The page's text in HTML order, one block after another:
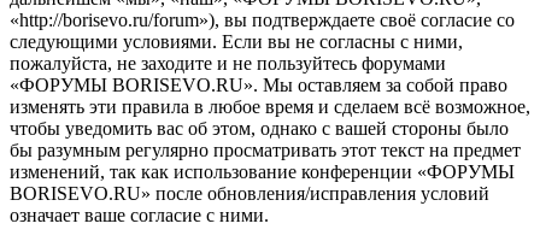
«http://borisevo.ru/forum»), вы подтверждаете своё согласие со
следующими условиями. Если вы не согласны с ними,
пожалуйста, не заходите и не пользуйтесь форумами
«ФОРУМЫ BORISEVO.RU». Мы оставляем за собой право
изменять эти правила в любое время и сделаем всё возможное,
чтобы уведомить вас об этом, однако с вашей стороны было
бы разумным регулярно просматривать этот текст на предмет
изменений, так как использование конференции «ФОРУМЫ
BORISEVO.RU» после обновления/исправления условий
означает ваше согласие с ними.